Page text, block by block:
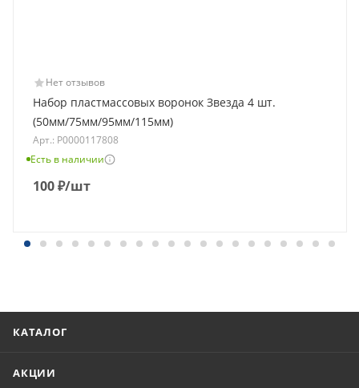
Нет отзывов
Набор пластмассовых воронок Звезда 4 шт.
(50мм/75мм/95мм/115мм)
Арт.: Р0000117808
Есть в наличии
100₽/шт
КАТАЛОГ
АКЦИИ